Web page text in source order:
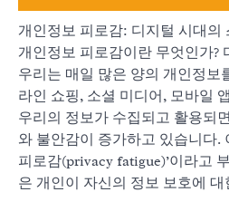
개인정보 피로감: 디지털 시대의
개인정보 피로감이란 무엇인가?
우리는 매일 많은 양의 개인정보
라인 쇼핑, 소셜 미디어, 모바일
우리의 정보가 수집되고 활용되
와 불안감이 증가하고 있습니다.
피로감(privacy fatigue)’이라고
은 개인이 자신의 정보 보호에